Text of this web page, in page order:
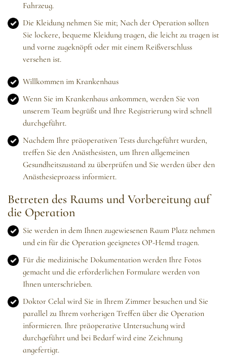
Fahrzeug.
Die Kleidung nehmen Sie mit; Nach der Operation sollten
Sie lockere, bequeme Kleidung tragen, die leicht zu tragen ist
und vorne zugeknöpft oder mit einem Reißverschluss
versehen ist.
Willkommen im Krankenhaus
Wenn Sie im Krankenhaus ankommen, werden Sie von
unserem Team begrüßt und Ihre Registrierung wird schnell
durchgeführt.
Nachdem Ihre präoperativen Tests durchgeführt wurden,
treffen Sie den Anästhesisten, um Ihren allgemeinen
Gesundheitszustand zu überprüfen und Sie werden über den
Anästhesieprozess informiert.
Betreten des Raums und Vorbereitung auf
die Operation
Sie werden in dem Ihnen zugewiesenen Raum Platz nehmen
und ein für die Operation geeignetes OP-Hemd tragen.
Für die medizinische Dokumentation werden Ihre Fotos
gemacht und die erforderlichen Formulare werden von
Ihnen unterschrieben.
Doktor Celal wird Sie in Ihrem Zimmer besuchen und Sie
parallel zu Ihrem vorherigen Treffen über die Operation
informieren. Ihre präoperative Untersuchung wird
durchgeführt und bei Bedarf wird eine Zeichnung
angefertigt.